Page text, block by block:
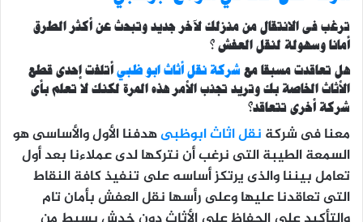
ترغب فى الانتقال من منزلك لآخر جديد وتبحث عن أكثر الطرق
أمانا وسهولة لنقل العفش ؟
هل تعاقدت مسبقا مع شركة نقل أثاث ابو ظبي أتلفت إحدى قطع
الأثاث الخاصة بك وتريد تجنب الأمر هذه المرة لكنك لا تعلم بأى
شركة أخرى تتعاقد؟
معنا فى شركة نقل اثاث ابوظبىهدفنا الأول والأساسى هو
السمعة الطيبة التى نرغب أن نتركها لدى عملاءنا بعد أول
تعامل بيننا والذى يرتكز أساسه على تنفيذ كافة النقاط
التى تعاقدنا عليها وعلى رأسها نقل العفش بأمان تام